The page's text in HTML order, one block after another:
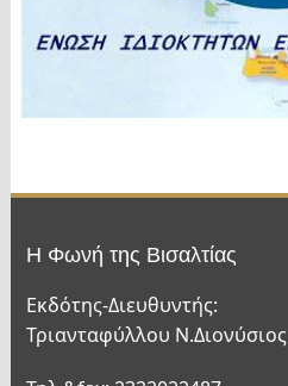
Η Φωνή της Βισαλτίας
Εκδότης-Διευθυντής:
Τριανταφύλλου Ν.Διονύσιος